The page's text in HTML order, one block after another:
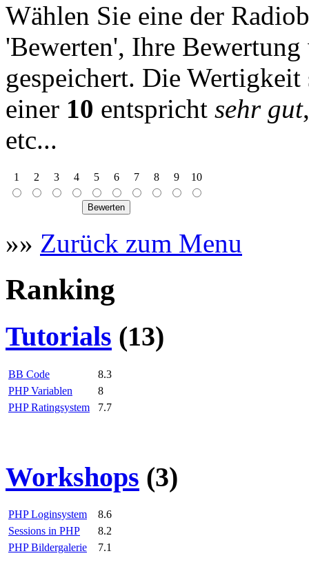
Wählen Sie eine der
'Bewerten', Ihre
gespeichert. Die
einer 10 entspricht sehr gut
etc...
1 2 3 4 5 6 7 8 9 10
»» Zurück zum Menu
Ranking
Tutorials (13)
BB Code
8.3
PHP Variablen
8
PHP Ratingsystem
7.7
Workshops (3)
PHP Loginsystem
8.6
Sessions in PHP
8.2
PHP Bildergalerie
7.1